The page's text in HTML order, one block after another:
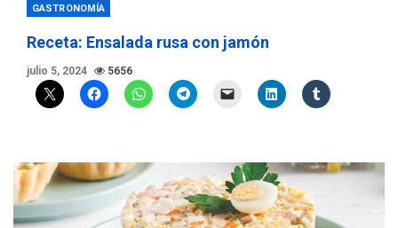
GASTRONOMÍA
Receta: Ensalada rusa con jamón
julio 5, 2024 5656